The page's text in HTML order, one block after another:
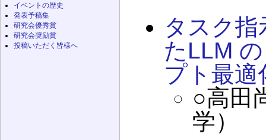
タスク
たLLM
プト最適
○高田
学）
イベントの歴史
発表予稿集
研究会優秀賞
研究会奨励賞
投稿いただく皆様へ